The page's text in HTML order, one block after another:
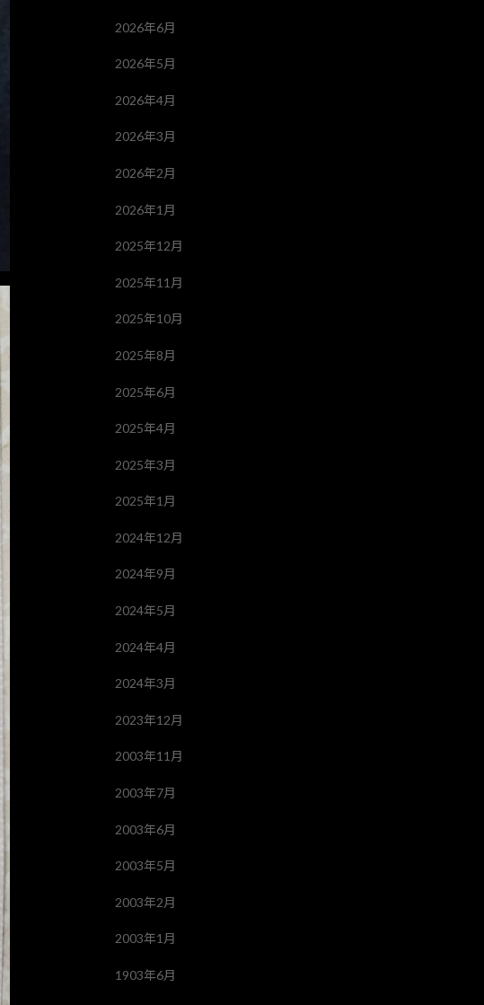
2026年6月
2026年5月
2026年4月
2026年3月
2026年2月
2026年1月
2025年12月
2025年11月
2025年10月
2025年8月
2025年6月
2025年4月
2025年3月
2025年1月
2024年12月
2024年9月
2024年5月
2024年4月
2024年3月
2023年12月
2003年11月
2003年7月
2003年6月
2003年5月
2003年2月
2003年1月
1903年6月